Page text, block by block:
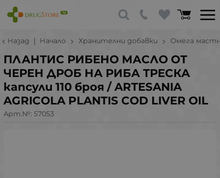
Назад Начало Хранителни добавки Омега
ПЛАНТИС РИБЕНО МАСЛО ОТ
ЧЕРЕН ДРОБ НА РИБА ТРЕСКА
капсули 110 броя / ARTESANIA
AGRICOLA PLANTIS COD LIVER OIL
Арт.№: 57053